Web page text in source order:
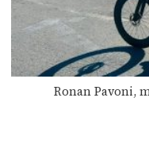
Ronan Pavoni,